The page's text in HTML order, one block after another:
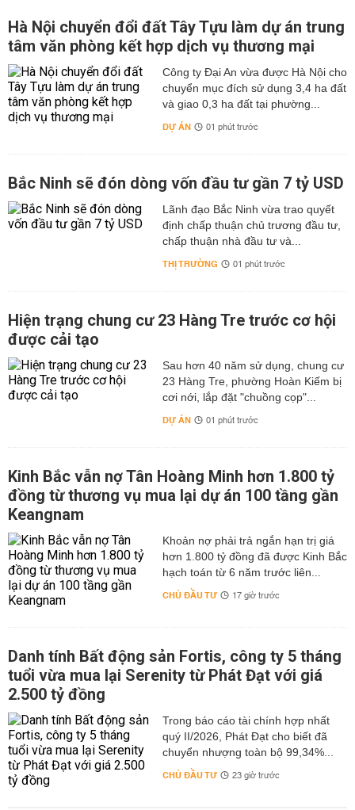
Hà Nội chuyển đổi đất Tây Tựu làm dự án trung
tâm văn phòng kết hợp dịch vụ thương mại
Công ty Đại An vừa được Hà Nội cho
chuyển mục đích sử dụng 3,4 ha đất
và giao 0,3 ha đất tại phường...
DỰ ÁN 01 phút trước
Bắc Ninh sẽ đón dòng vốn đầu tư gần 7 tỷ USD
Lãnh đạo Bắc Ninh vừa trao quyết
định chấp thuận chủ trương đầu tư,
chấp thuận nhà đầu tư và...
THỊ TRƯỜNG 01 phút trước
Hiện trạng chung cư 23 Hàng Tre trước cơ hội
được cải tạo
Sau hơn 40 năm sử dụng, chung cư
23 Hàng Tre, phường Hoàn Kiếm bị
cơi nới, lắp đặt "chuồng cọp"...
DỰ ÁN 01 phút trước
Kinh Bắc vẫn nợ Tân Hoàng Minh hơn 1.800 tỷ
đồng từ thương vụ mua lại dự án 100 tầng gần
Keangnam
hơn 1.800 tỷ đồng đã được Kinh Bắc
hạch toán từ 6 năm trước liên...
CHỦ ĐẦU TƯ 17 giờ trước
Danh tính Bất động sản Fortis, công ty 5 tháng
tuổi vừa mua lại Serenity từ Phát Đạt với giá
2.500 tỷ đồng
Trong báo cáo tài chính hợp nhất
quý II/2026, Phát Đạt cho biết đã
chuyển nhượng toàn bộ 99,34%...
CHỦ ĐẦU TƯ 23 giờ trước